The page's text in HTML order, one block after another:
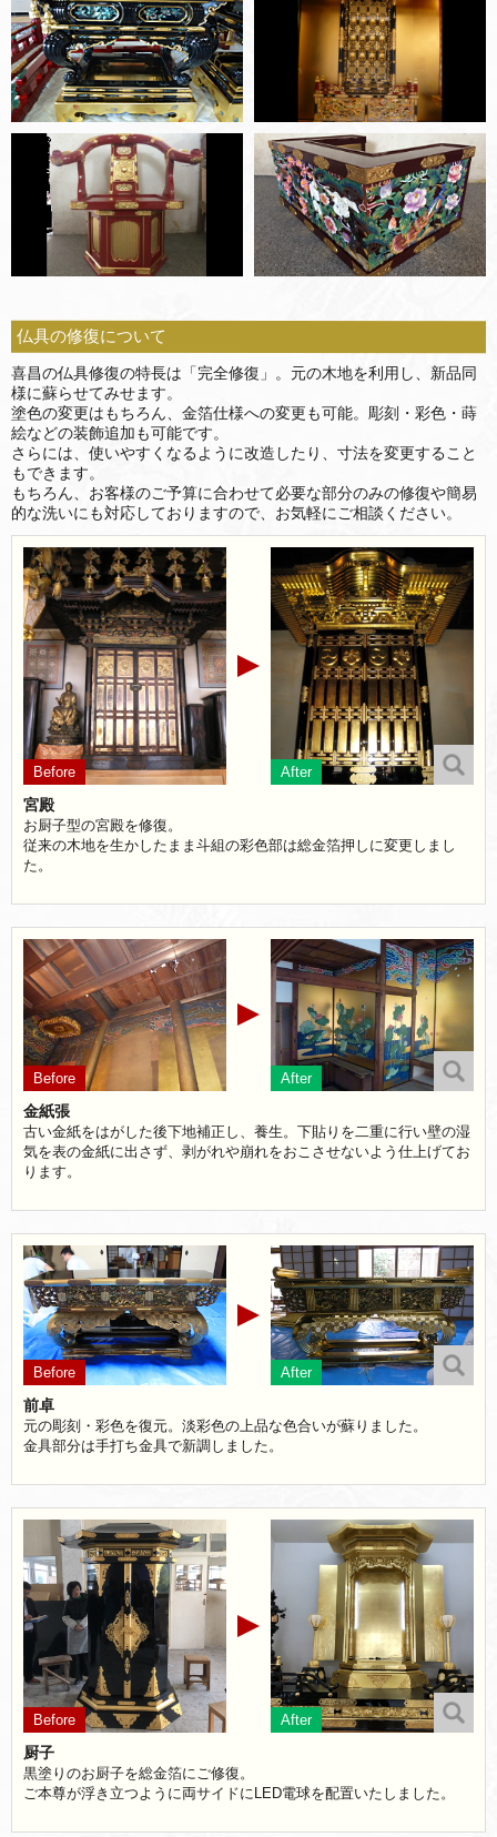
仏具の修復について
喜昌の仏具修復の特長は「完全修復」。元の木地を利用し、新品同
様に蘇らせてみせます。
塗色の変更はもちろん、金箔仕様への変更も可能。彫刻・彩色・蒔
絵などの装飾追加も可能です。
さらには、使いやすくなるように改造したり、寸法を変更すること
もできます。
もちろん、お客様のご予算に合わせて必要な部分のみの修復や簡易
的な洗いにも対応しておりますので、お気軽にご相談ください。
宮殿
お厨子型の宮殿を修復。
従来の木地を生かしたまま斗組の彩色部は総金箔押しに変更しまし
た。
金紙張
古い金紙をはがした後下地補正し、養生。下貼りを二重に行い壁の湿
気を表の金紙に出さず、剥がれや崩れをおこさせないよう仕上げてお
ります。
前卓
元の彫刻・彩色を復元。淡彩色の上品な色合いが蘇りました。
金具部分は手打ち金具で新調しました。
厨子
黒塗りのお厨子を総金箔にご修復。
ご本尊が浮き立つように両サイドにLED電球を配置いたしました。